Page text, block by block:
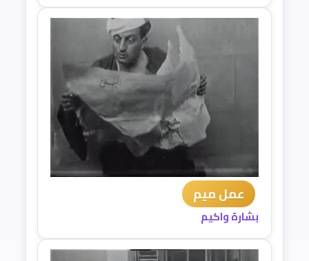
عمل ميم
بشارة واكيم